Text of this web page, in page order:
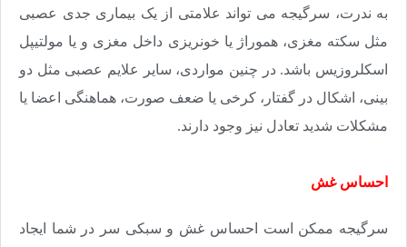
به ندرت، سرگیجه می تواند علامتی از یک بیماری جدی عصبی
مثل سکته مغزی، هموراژ یا خونریزی داخل مغزی و یا مولتیپل
اسکلروزیس باشد. در چنین مواردی، سایر علایم عصبی مثل دو
بینی، اشکال در گفتار، کرخی یا ضعف صورت، هماهنگی اعضا یا
مشکلات شدید تعادل نیز وجود دارند.
احساس غش
سرگیجه ممکن است احساس غش و سبکی سر در شما ایجاد